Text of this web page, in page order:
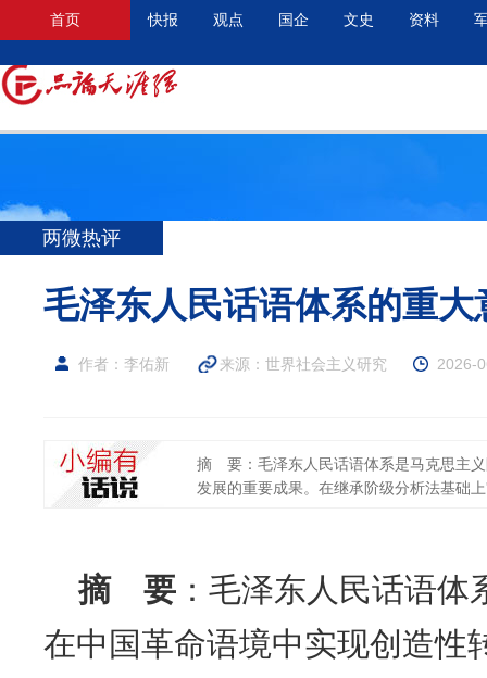
首页 快报 观点 国企 文史 资料
两微热评
毛泽东人民话语体系的重大
作者：李佑新 来源： 世界社会主义研究 2026-
摘 要：毛泽东人民话语体系是马克思主
发展的重要成果。在继承阶级分析法基础
摘 要 ：毛泽东人民话语
在中国革命语境中实现创造性